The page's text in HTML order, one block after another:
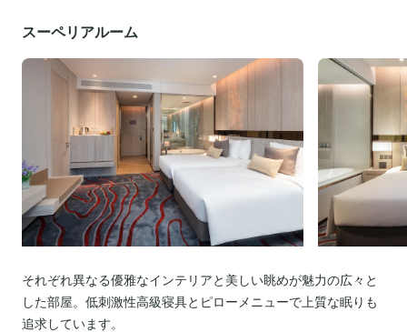
スーペリアルーム
それぞれ異なる優雅なインテリアと美しい眺めが魅力の広々と
した部屋。低刺激性高級寝具とピローメニューで上質な眠りも
追求しています。